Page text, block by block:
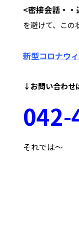
<密接会話・
を避けて、この
新型コロナウ
↓お問い合わせ
042-
それでは～府中